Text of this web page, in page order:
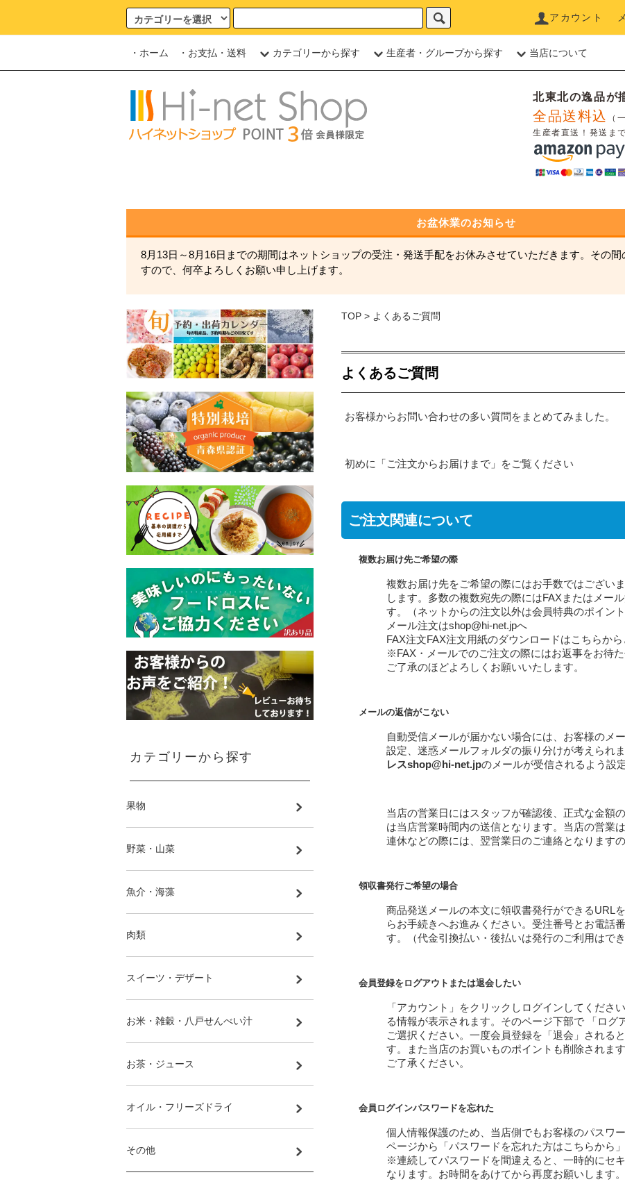
アカウント
・ホーム ・お支払・送料 カテゴリーから探す 生産者・グループから探す 当店について
北東北の逸品が
全品送料込
（
生産者直送！発送ま
お盆休業のお知らせ
8月13日～8月16日までの期間はネットショップの受注・発送手配をお休みさせていただきます。その
すので、何卒よろしくお願い申し上げます。
TOP > よくあるご質問
よくあるご質問
お客様からお問い合わせの多い質問をまとめてみました。
初めに「ご注文からお届けまで」をご覧ください
ご注文関連について
複数お届け先ご希望の際
複数お届け先をご希望の際にはお手数ではござい
します。多数の複数宛先の際にはFAXまたはメー
す。（ネットからの注文以外は会員特典のポイント
メール注文はshop@hi-net.jpへ
FAX注文FAX注文用紙のダウンロードはこちらか
※FAX・メールでのご注文の際にはお返事をお待
ご了承のほどよろしくお願いいたします。
メールの返信がこない
自動受信メールが届かない場合には、お客様のメ
設定、迷惑メールフォルダの振り分けが考えられ
レスshop@hi-net.jpのメールが受信されるよう設
当店の営業日にはスタッフが確認後、正式な金額
は当店営業時間内の送信となります。当店の営業
連休などの際には、翌営業日のご連絡となります
領収書発行ご希望の場合
商品発送メールの本文に領収書発行ができるURL
らお手続きへお進みください。受注番号とお電話
す。（代金引換払い・後払いは発行のご利用はでき
会員登録をログアウトまたは退会したい
「アカウント」をクリックしログインしてくださ
る情報が表示されます。そのページ下部で 「ロ
ご選択ください。 一度会員登録を「退会」される
す。また当店のお買いものポイントも削除されま
ご了承ください。
会員ログインパスワードを忘れた
個人情報保護のため、当店側でもお客様のパスワ
ページから「パスワードを忘れた方はこちらから
※連続してパスワードを間違えると、一時的にセ
なります。お時間をあけてから再度お願いします。
カテゴリーから探す
果物
野菜・山菜
魚介・海藻
肉類
スイーツ・デザート
お米・雑穀・八戸せんべい汁
お茶・ジュース
オイル・フリーズドライ
その他